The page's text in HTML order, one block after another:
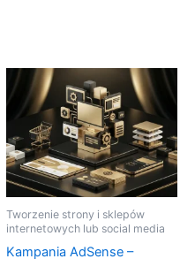
Tworzenie strony i sklepów
internetowych lub social media
Kampania AdSense –